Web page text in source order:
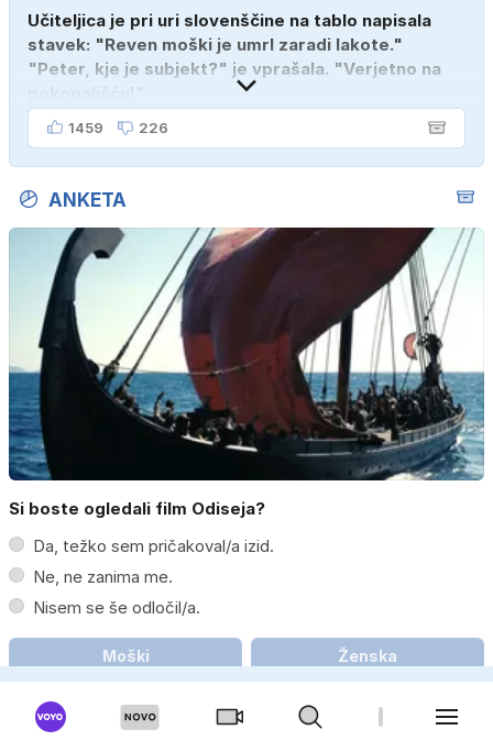
Učiteljica je pri uri slovenščine na tablo napisala
stavek: "Reven moški je umrl zaradi lakote."
"Peter, kje je subjekt?" je vprašala. "Verjetno na
1459 226
ANKETA
Si boste ogledali film Odiseja?
Da, težko sem pričakoval/a izid.
Ne, ne zanima me.
Nisem se še odločil/a.
Moški Ženska
Konec čakanja: v kinematografe prišel spektakel Odiseja